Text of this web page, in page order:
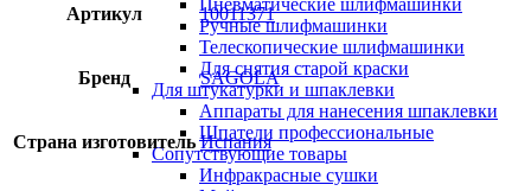
Пневматические шлифмашинки
Ручные шлифмашинки
Телескопические шлифмашинки
Для снятия старой краски
Для штукатурки и шпаклевки
Аппараты для нанесения шпаклевки
Шпатели профессиональные
Сопутствующие товары
Инфракрасные сушки
Артикул 10011371
Бренд SAGOLA
Страна изготовитель Испания